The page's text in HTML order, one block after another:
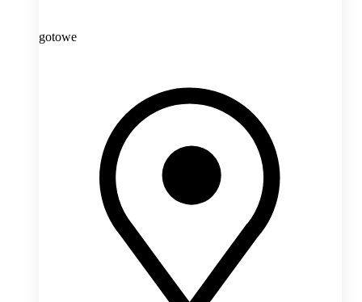
gotowe